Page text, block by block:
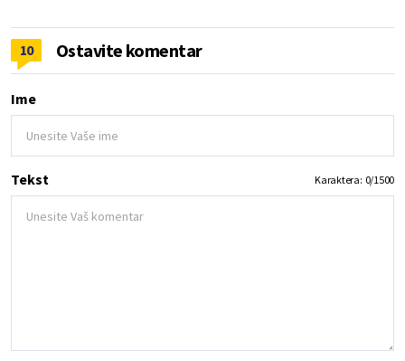
10 Ostavite komentar
Ime
Tekst Karaktera: 0/1500